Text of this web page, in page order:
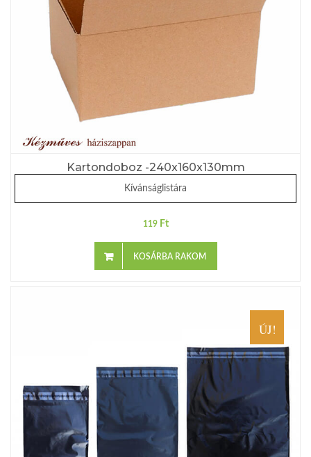
Kartondoboz -240x160x130mm
Kívánságlistára
119 Ft
KOSÁRBA RAKOM
ÚJ!